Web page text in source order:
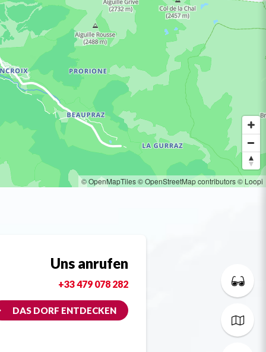
© OpenMapTiles© OpenStreetMap contributors© Loopi
Uns anrufen
+33 479 078 282
DAS DORF ENTDECKEN